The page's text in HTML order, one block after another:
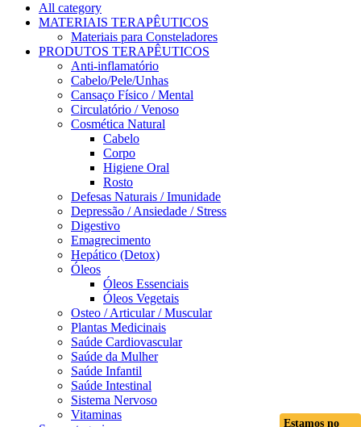
All category
MATERIAIS TERAPÊUTICOS
Materiais para Consteladores
PRODUTOS TERAPÊUTICOS
Anti-inflamatório
Cabelo/Pele/Unhas
Cansaço Físico / Mental
Circulatório / Venoso
Cosmética Natural
Cabelo
Corpo
Higiene Oral
Rosto
Defesas Naturais / Imunidade
Depressão / Ansiedade / Stress
Digestivo
Emagrecimento
Hepático (Detox)
Óleos
Óleos Essenciais
Óleos Vegetais
Osteo / Articular / Muscular
Plantas Medicinais
Saúde Cardiovascular
Saúde da Mulher
Saúde Infantil
Saúde Intestinal
Sistema Nervoso
Vitaminas
Estamos no